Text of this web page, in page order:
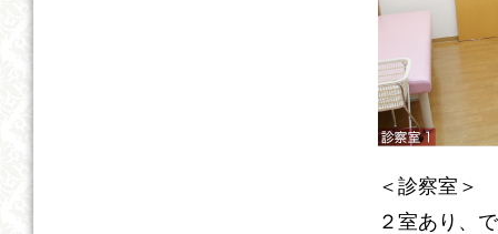
＜診察室＞
２室あり、